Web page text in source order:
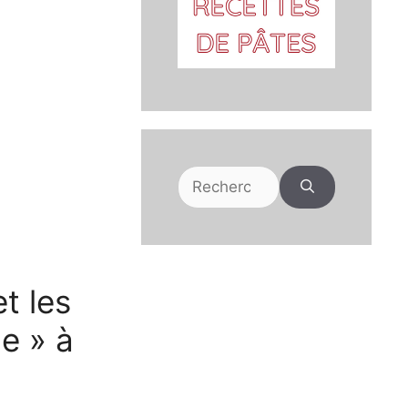
les
» à
Rechercher :